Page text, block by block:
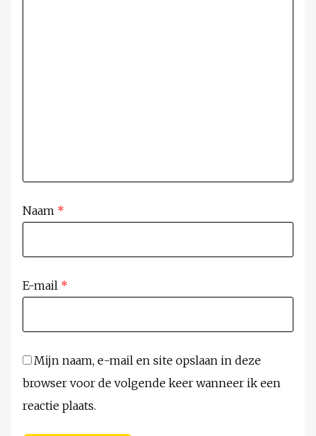
Naam *
E-mail *
Mijn naam, e-mail en site opslaan in deze
browser voor de volgende keer wanneer ik een
reactie plaats.